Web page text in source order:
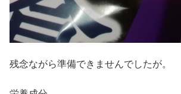
残念ながら準備できませんでしたが。